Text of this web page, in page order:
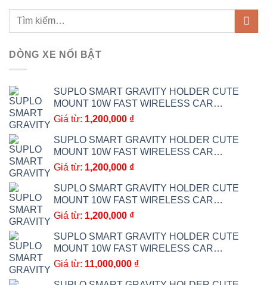
DÒNG XE NỔI BẬT
SUPLO SMART GRAVITY HOLDER CUTE
MOUNT 10W FAST WIRELESS CAR
CHARGER BRACKET CAR ACCESSORIES 7
Giá từ: 1,200,000 ₫
SUPLO SMART GRAVITY HOLDER CUTE
MOUNT 10W FAST WIRELESS CAR
CHARGER BRACKET CAR ACCESSORIES 6
Giá từ: 1,200,000 ₫
SUPLO SMART GRAVITY HOLDER CUTE
MOUNT 10W FAST WIRELESS CAR
CHARGER BRACKET CAR ACCESSORIES 5
Giá từ: 1,200,000 ₫
SUPLO SMART GRAVITY HOLDER CUTE
MOUNT 10W FAST WIRELESS CAR
CHARGER BRACKET CAR ACCESSORIES 4
Giá từ: 11,000,000 ₫